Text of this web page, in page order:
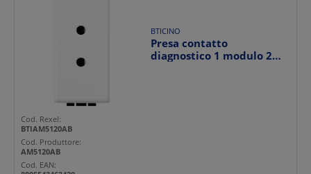
BTICINO
Presa contatto
diagnostico 1 modulo 2
Cod. Rexel:
BTIAM5120AB
Cod. Produttore:
AM5120AB
Cod. EAN: